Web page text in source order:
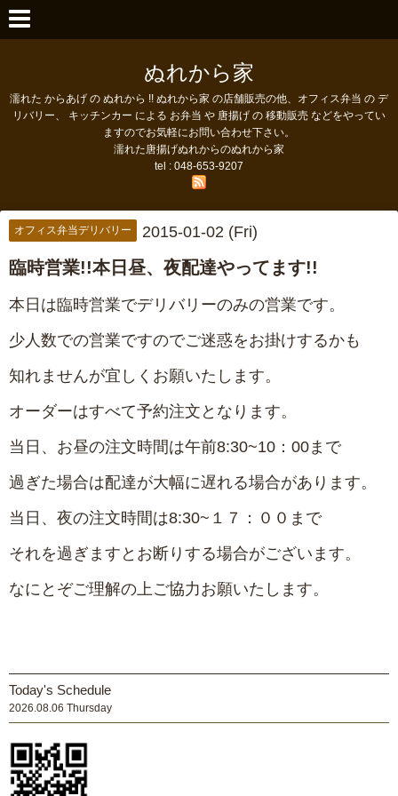
ぬれから家
濡れた からあげ の ぬれから !! ぬれから家 の店舗販売の他、オフィス弁当 の デ
リバリー、 キッチンカー による お弁当 や 唐揚げ の 移動販売 などをやってい
ますのでお気軽にお問い合わせ下さい。
濡れた唐揚げぬれからのぬれから家
tel : 048-653-9207
オフィス弁当デリバリー 2015-01-02 (Fri)
臨時営業!!本日昼、夜配達やってます!!
本日は臨時営業でデリバリーのみの営業です。
少人数での営業ですのでご迷惑をお掛けするかも
知れませんが宜しくお願いたします。
オーダーはすべて予約注文となります。
当日、お昼の注文時間は午前8:30~10：00まで
過ぎた場合は配達が大幅に遅れる場合があります。
当日、夜の注文時間は8:30~１７：００まで
それを過ぎますとお断りする場合がございます。
なにとぞご理解の上ご協力お願いたします。
Today's Schedule
2026.08.06 Thursday